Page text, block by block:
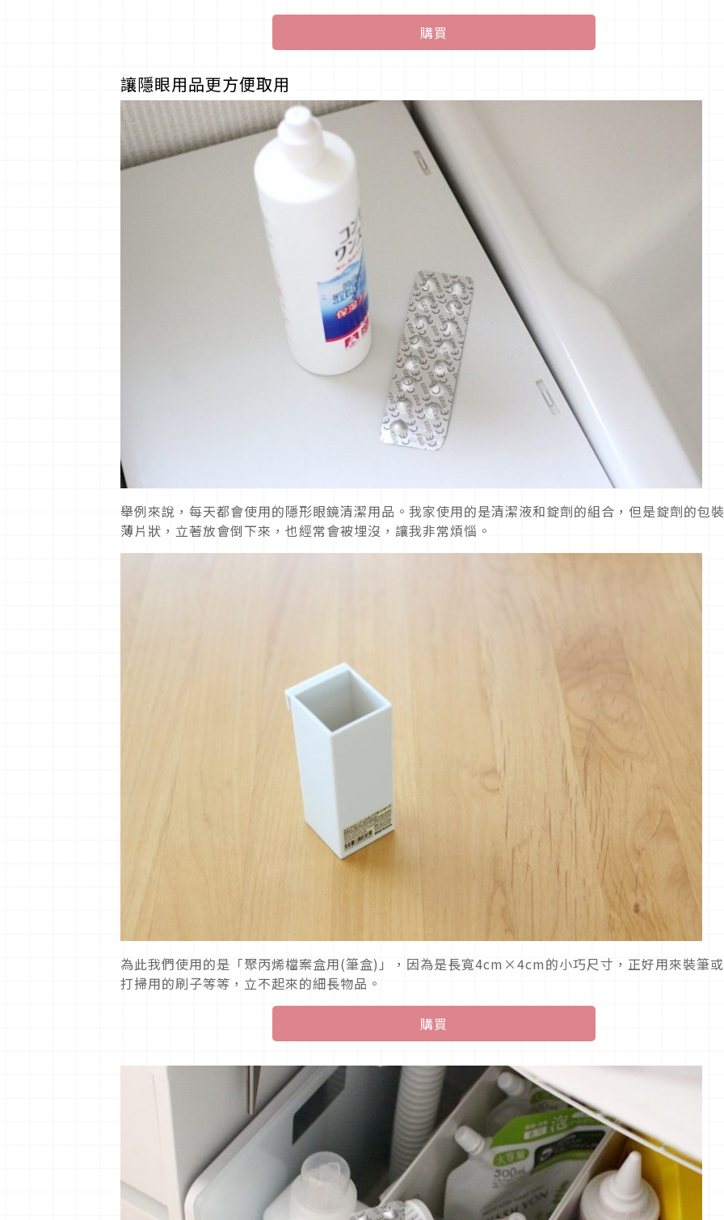
購買
讓隱眼用品更方便取用
舉例來說，每天都會使用的隱形眼鏡清潔用品。我家使用的是清潔液和錠劑的組合，但是錠劑的包
薄片狀，立著放會倒下來，也經常會被埋沒，讓我非常煩惱。
為此我們使用的是「聚丙烯檔案盒用(筆盒)」，因為是長寬4cm×4cm的小巧尺寸，正好用來裝筆
打掃用的刷子等等，立不起來的細長物品。
購買